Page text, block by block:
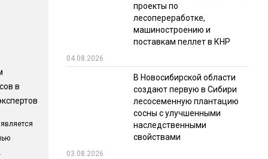
в
проекты по
лесопереработке,
машиностроению и
поставкам пеллет в КНР
04.08.2026
В Новосибирской области
создают первую в Сибири
лесосеменную плантацию
сосны с улучшенными
наследственными
свойствами
03.08.2026